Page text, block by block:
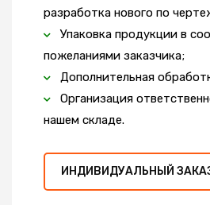
разработка нового по
Упаковка продукции в
пожеланиями заказчика;
Дополнительная
Организация
нашем складе.
ИНДИВИДУАЛЬНЫЙ